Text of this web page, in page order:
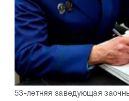
53-летняя заведующая